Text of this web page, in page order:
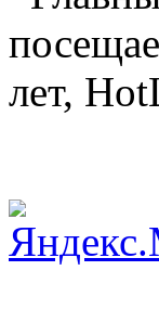
лет,